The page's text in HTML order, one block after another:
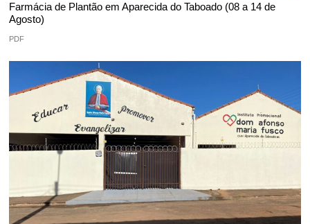
Farmácia de Plantão em Aparecida do Taboado (08 a 14 de
Agosto)
PDF